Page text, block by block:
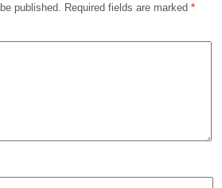
published. Required fields are marked *